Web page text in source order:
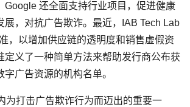
Google 还全面支持行业项目，促进健康
展，对抗广告欺诈。最近，IAB Tech Lab
，以增加供应链的透明度和销售虚假资
定义了一种简单方法来帮助发行商公布获
广告资源的机构名单。
为打击广告欺诈行为而迈出的重要一